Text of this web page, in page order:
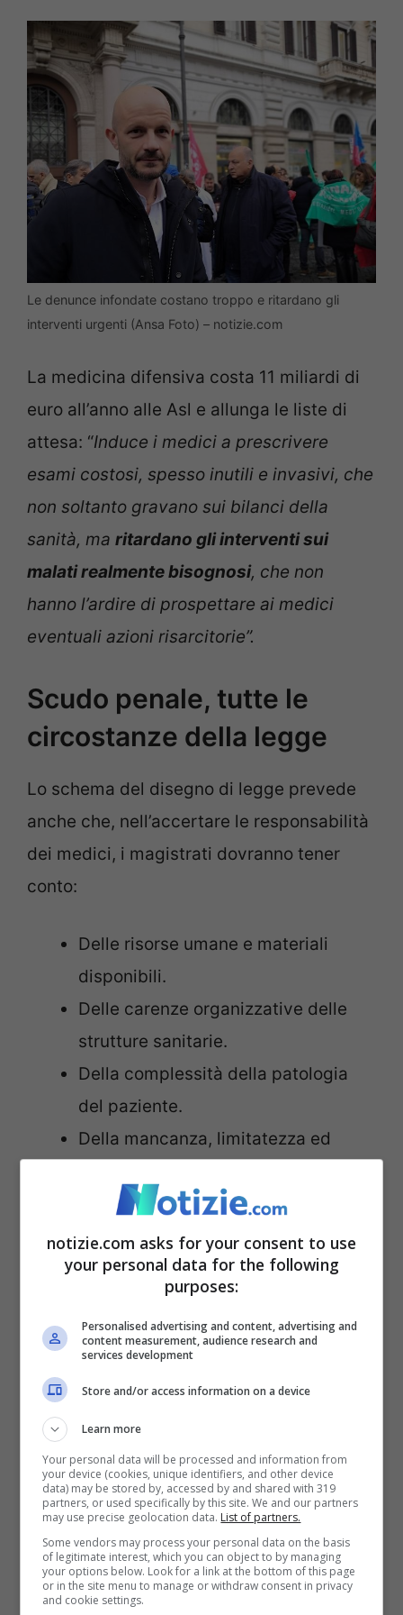
Le denunce infondate costano troppo e ritardano gli
interventi urgenti (Ansa Foto) – notizie.com
La medicina difensiva costa 11 miliardi di
euro all’anno alle Asl e allunga le liste di
attesa: “Induce i medici a prescrivere
esami costosi, spesso inutili e invasivi, che
non soltanto gravano sui bilanci della
sanità, ma ritardano gli interventi sui
malati realmente bisognosi, che non
hanno l’ardire di prospettare ai medici
eventuali azioni risarcitorie”.
Scudo penale, tutte le
circostanze della legge
Lo schema del disegno di legge prevede
anche che, nell’accertare le responsabilità
dei medici, i magistrati dovranno tener
conto:
Delle risorse umane e materiali
disponibili.
Delle carenze organizzative delle
strutture sanitarie.
Della complessità della patologia
del paziente.
Della mancanza, limitatezza ed
conoscenze scientifiche sulla
patologia o sulla terapia.
Della concreta disponibilità delle
terapie adeguate.
Della presenza di situazioni di
urgenza o emergenza. Ad esempio il
Sars-Cov2.
Di Silverio: “Denuncianti
paghino le spese legali”
Ma per Anaao-Assomed va posta fine
anche alle cosiddettequerele temerarie
notizie.com asks for your consent to use
your personal data for the following
purposes:
Personalised advertising and content, advertising and
content measurement, audience research and
services development
Store and/or access information on a device
Learn more
Your personal data will be processed and information from
your device (cookies, unique identifiers, and other device
data) may be stored by, accessed by and shared with 319
partners, or used specifically by this site. We and our partners
may use precise geolocation data. List of partners.
Some vendors may process your personal data on the basis
of legitimate interest, which you can object to by managing
your options below. Look for a link at the bottom of this page
or in the site menu to manage or withdraw consent in privacy
and cookie settings.